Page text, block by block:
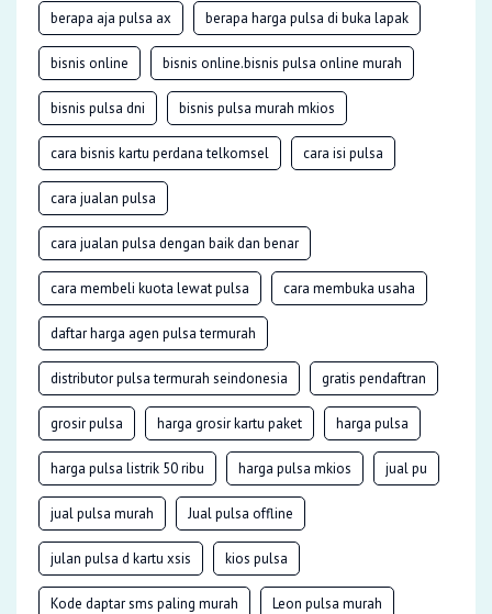
berapa aja pulsa ax berapa harga pulsa di buka lapak
bisnis online bisnis online.bisnis pulsa online murah
bisnis pulsa dni bisnis pulsa murah mkios
cara bisnis kartu perdana telkomsel cara isi pulsa
cara jualan pulsa
cara jualan pulsa dengan baik dan benar
cara membeli kuota lewat pulsa cara membuka usaha
daftar harga agen pulsa termurah
distributor pulsa termurah seindonesia gratis pendaftran
grosir pulsa harga grosir kartu paket harga pulsa
harga pulsa listrik 50 ribu harga pulsa mkios jual pu
jual pulsa murah Jual pulsa offline
julan pulsa d kartu xsis kios pulsa
Kode daptar sms paling murah Leon pulsa murah